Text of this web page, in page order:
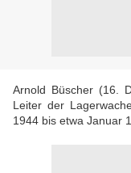
Arnold Büscher (16.
Leiter der
1944 bis etwa Januar